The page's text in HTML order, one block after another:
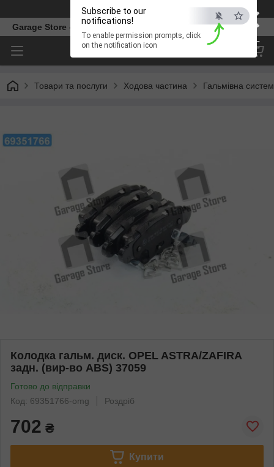
×
ESC
Subscribe to our
notifications!
To enable permission prompts, click
on the notification icon
Телефон
Garage Store – інтернет магазин автозапчастин.
Товари та послуги Ходова частина Гальмівна
Колодка гальм. диск. OPEL ASTRA/ZAFIRA
задн. (вир-во ABS) 37059
Готово до відправки
Код: 69351766-omg
Роздріб
702 ₴
Купити